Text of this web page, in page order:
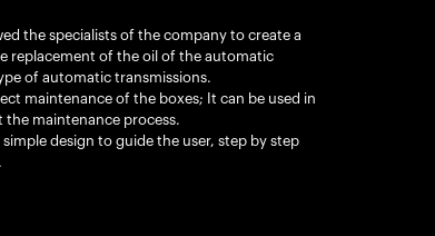
the specialists of the company to create a
replacement of the oil of the automatic
of automatic transmissions.
maintenance of the boxes; It can be used in
maintenance process.
design to guide the user, step by step